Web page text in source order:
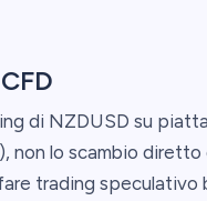
di NZDUSD su
lo scambio diretto
trading speculativo